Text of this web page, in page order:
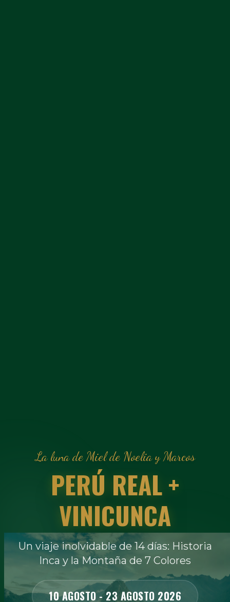
La luna de Miel de Noelia y Marcos
PERÚ REAL +
VINICUNCA
Un viaje inolvidable de 14 días: Historia
Inca y la Montaña de 7 Colores
10 AGOSTO - 23 AGOSTO 2026